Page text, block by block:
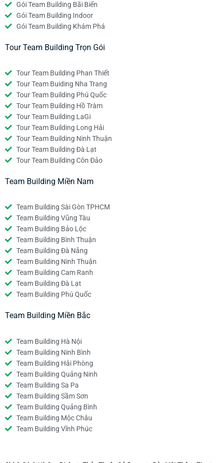
Gói Team Building Bãi Biển
Gói Team Building Indoor
Gói Team Building Khám Phá
Tour Team Building Trọn Gói
Tour Team Building Phan Thiết
Tour Team Buiding Nha Trang
Tour Team Building Phú Quốc
Tour Team Building Hồ Tràm
Tour Team Building LaGi
Tour Team Building Long Hải
Tour Team Building Ninh Thuận
Tour Team Building Đà Lạt
Tour Team Building Côn Đảo
Team Building Miền Nam
Team Building Sài Gòn TPHCM
Team Building Vũng Tàu
Team Building Bảo Lộc
Team Building Bình Thuận
Team Building Đà Nẵng
Team Building Ninh Thuận
Team Building Cam Ranh
Team Building Đà Lạt
Team Building Phú Quốc
Team Building Miền Bắc
Team Building Hà Nội
Team Building Ninh Bình
Team Building Hải Phòng
Team Building Quảng Ninh
Team Building Sa Pa
Team Building Sầm Sơn
Team Building Quảng Bình
Team Building Mộc Châu
Team Building Vĩnh Phúc